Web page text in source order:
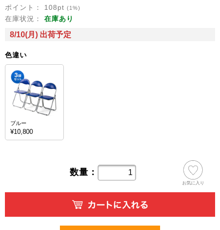
ポイント： 108pt (1%)
在庫状況： 在庫あり
8/10(月) 出荷予定
色違い
ブルー
¥10,800
数量：
お気に入り